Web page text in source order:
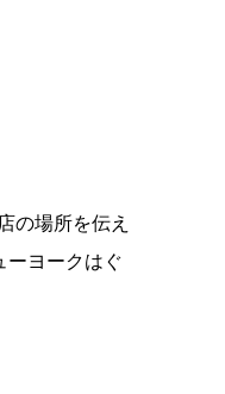
の場所を伝え
ーヨークはぐ